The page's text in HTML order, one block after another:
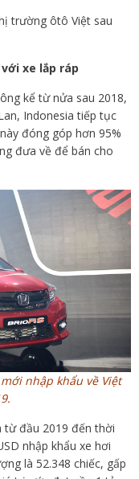
trường ôtô Việt sau
xe lắp ráp
kể từ nửa sau 2018,
Indonesia tiếp tục
đóng góp hơn 95%
đưa về để bán cho
nhập khẩu về Việt
từ đầu 2019 đến thời
nhập khẩu xe hơi
là 52.348 chiếc, gấp